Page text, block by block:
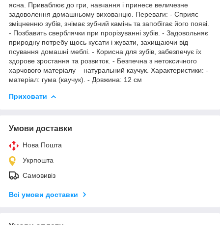
ясна. Приваблює до гри, навчання і принесе величезне
задоволення домашньому вихованцю. Переваги: - Сприяє
зміцненню зубів, знімає зубний камінь та запобігає його появі.
- Позбавить сверблячки при прорізуванні зубів. - Задовольняє
природну потребу щось кусати і жувати, захищаючи від
псування домашні меблі. - Корисна для зубів, забезпечує їх
здорове зростання та розвиток. - Безпечна з нетоксичного
харчового матеріалу – натуральний каучук. Характеристики: -
матеріал: гума (каучук). - Довжина: 12 см
Приховати
Умови доставки
Нова Пошта
Укрпошта
Самовивіз
Всі умови доставки